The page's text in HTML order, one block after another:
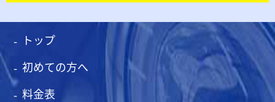
トップ
初めての方へ
料金表